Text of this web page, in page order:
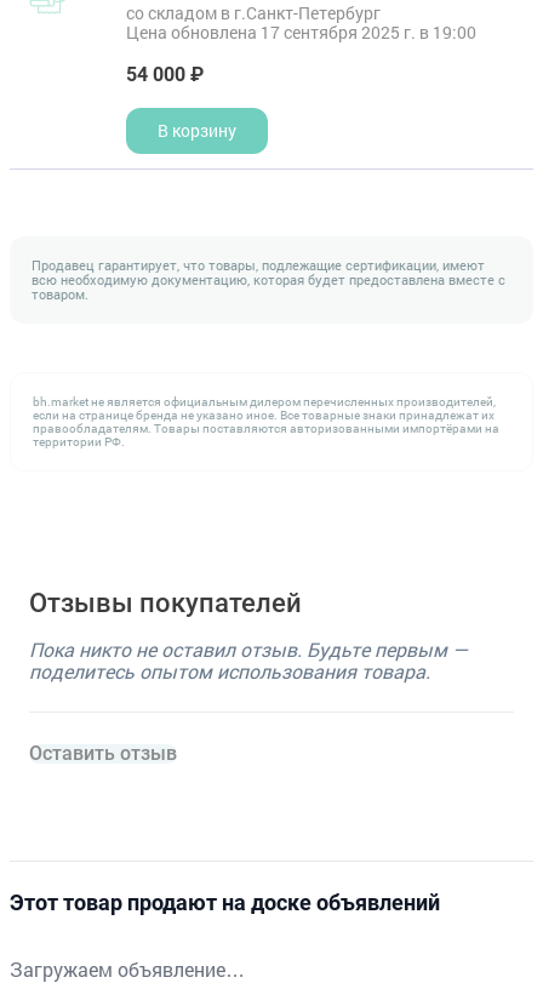
со складом в г.Санкт-Петербург
Цена обновлена 17 сентября 2025 г. в 19:00
54 000 ₽
В корзину
Продавец гарантирует, что товары, подлежащие сертификации, имеют
всю необходимую документацию, которая будет предоставлена вместе с
товаром.
bh.market не является официальным дилером перечисленных производителей,
если на странице бренда не указано иное. Все товарные знаки принадлежат их
правообладателям. Товары поставляются авторизованными импортёрами на
территории РФ.
Отзывы покупателей
Пока никто не оставил отзыв. Будьте первым —
поделитесь опытом использования товара.
Оставить отзыв
Этот товар продают на доске объявлений
Загружаем объявление…